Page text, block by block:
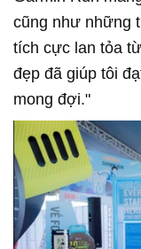
cũng như những
tích cực lan tỏa
đẹp đã giúp tôi
mong đợi."